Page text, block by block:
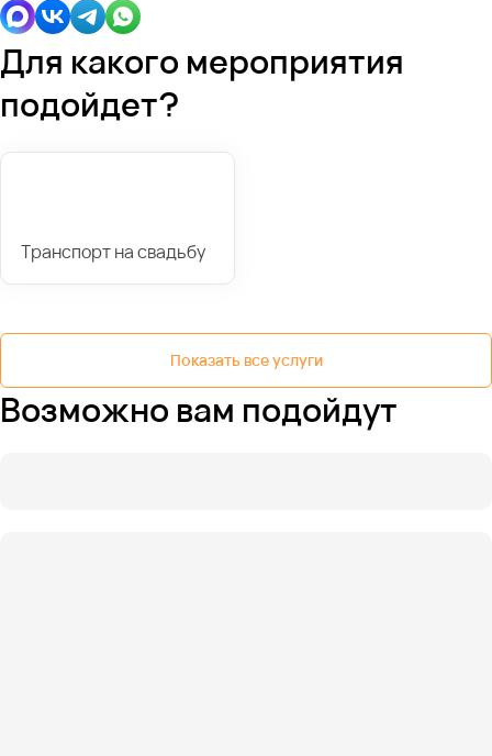
Для какого мероприятия
подойдет?
Транспорт на свадьбу
Показать все услуги
Возможно вам подойдут